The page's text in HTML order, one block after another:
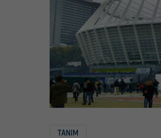
TANIM